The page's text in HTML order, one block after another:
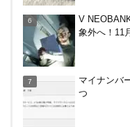
～
クレジット
V
象外へ！11
マイナンバ
つ